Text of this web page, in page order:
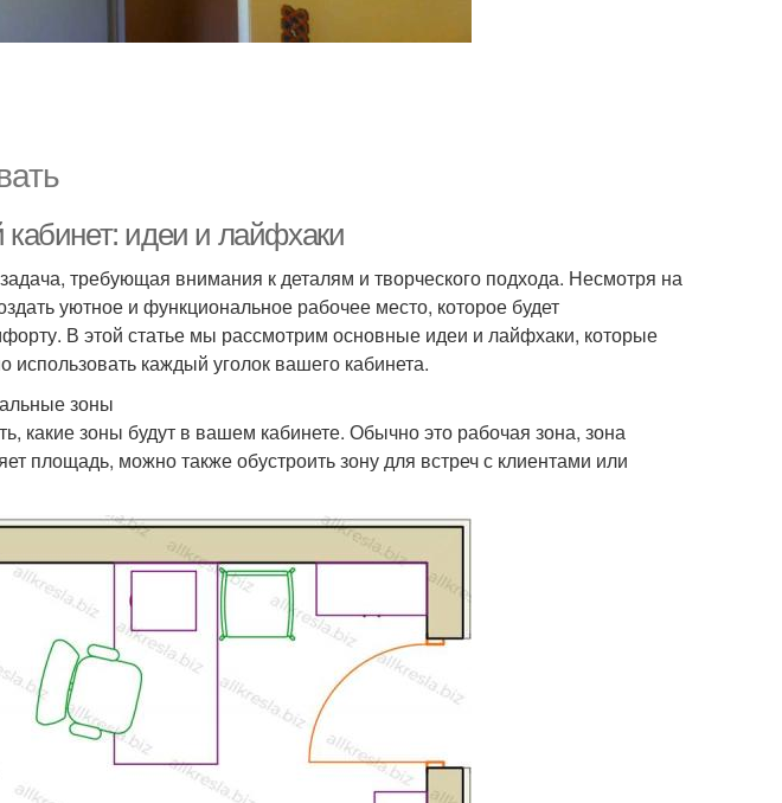
кабинет: идеи и лайфхаки
требующая внимания к деталям и творческого подхода. Несмотря на
уютное и функциональное рабочее место, которое будет
В этой статье мы рассмотрим основные идеи и лайфхаки, которые
каждый уголок вашего кабинета.
зоны
какие зоны будут в вашем кабинете. Обычно это рабочая зона, зона
площадь, можно также обустроить зону для встреч с клиентами или